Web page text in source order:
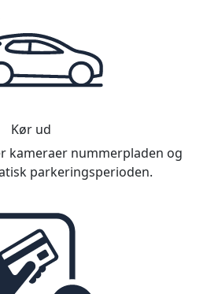
Kør ud
kameraer nummerpladen og
parkeringsperioden.